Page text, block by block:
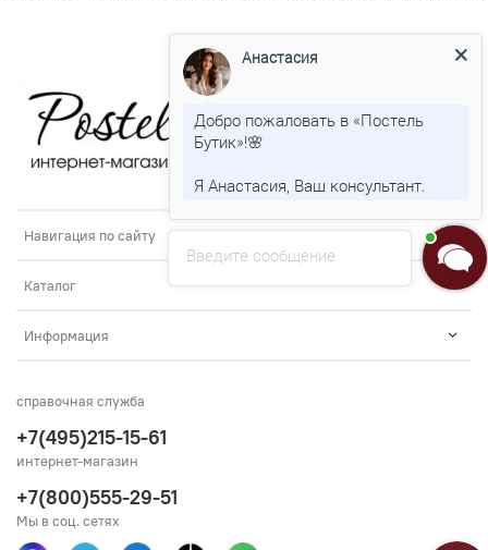
Навигация по сайту
Каталог
Информация
справочная служба
+7(495)215-15-61
интернет-магазин
+7(800)555-29-51
Мы в соц. сетях
Введите сообщение
Анастасия
Добро пожаловать в «Постель
Бутик»!🌸
Я Анастасия, Ваш консультант.